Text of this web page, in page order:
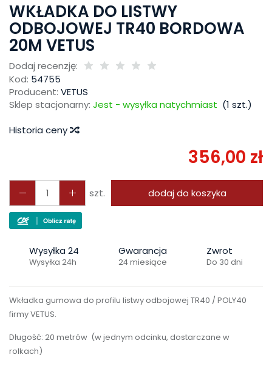
WKŁADKA DO LISTWY
ODBOJOWEJ TR40 BORDOWA
20M VETUS
Dodaj recenzję:
Kod: 54755
Producent: VETUS
Sklep stacjonarny: Jest - wysyłka natychmiast (1 szt.)
Historia ceny
356,00 zł
szt. dodaj do koszyka
Wysyłka 24
Wysyłka 24h
Gwarancja
24 miesiące
Zwrot
Do 30 dni
Wkładka gumowa do profilu listwy odbojowej TR40 / POLY40
firmy VETUS.
Długość: 20 metrów (w jednym odcinku, dostarczane w
rolkach)
interesują się3 osoby.